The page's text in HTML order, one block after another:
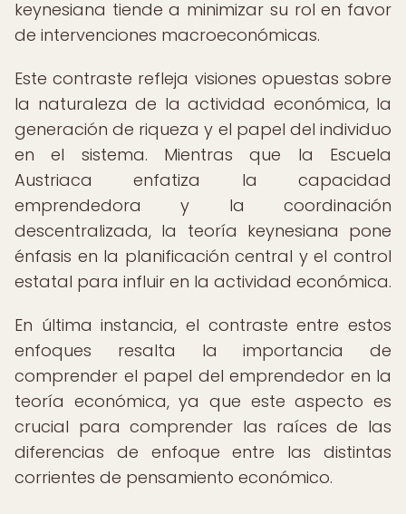
keynesiana tiende a minimizar su rol en favor
de intervenciones macroeconómicas.
Este contraste refleja visiones opuestas sobre
la naturaleza de la actividad económica, la
generación de riqueza y el papel del individuo
en el sistema. Mientras que la Escuela
Austriaca enfatiza la capacidad
emprendedora y la coordinación
descentralizada, la teoría keynesiana pone
énfasis en la planificación central y el control
estatal para influir en la actividad económica.
En última instancia, el contraste entre estos
enfoques resalta la importancia de
comprender el papel del emprendedor en la
teoría económica, ya que este aspecto es
crucial para comprender las raíces de las
diferencias de enfoque entre las distintas
corrientes de pensamiento económico.